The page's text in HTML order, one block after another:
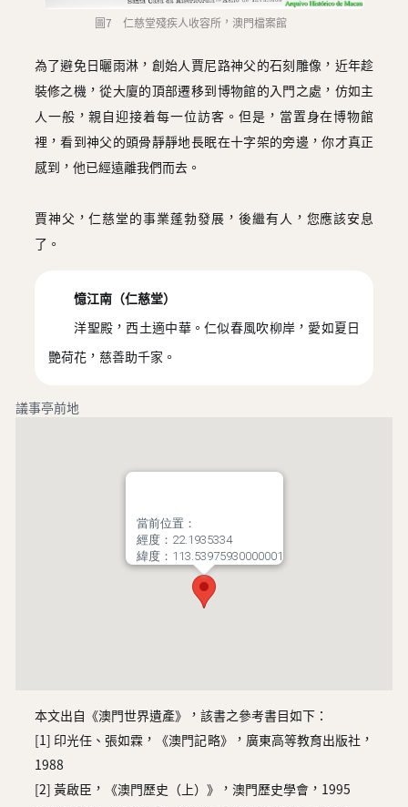
圖7 仁慈堂殘疾人收容所，澳門檔案館
為了避免日曬雨淋，創始人賈尼路神父的石刻雕像，近年趁
裝修之機，從大廈的頂部遷移到博物館的入門之處，仿如主
人一般，親自迎接着每一位訪客。但是，當置身在博物館
裡，看到神父的頭骨靜靜地長眠在十字架的旁邊，你才真正
感到，他已經遠離我們而去。
賈神父，仁慈堂的事業蓬勃發展，後繼有人，您應該安息
了。
憶江南（仁慈堂）
洋聖殿，西土適中華。仁似春風吹柳岸，愛如夏日
艷荷花，慈善助千家。
議事亭前地
當前位置：
經度：22.1935334
緯度：113.53975930000001
本文出自《澳門世界遺產》，該書之參考書目如下：
[1] 印光任、張如霖，《澳門記略》，廣東高等教育出版社，
1988
[2] 黃啟臣，《澳門歷史（上）》，澳門歷史學會，1995